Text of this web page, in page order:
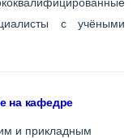
с учёными
на кафедре
и прикладным